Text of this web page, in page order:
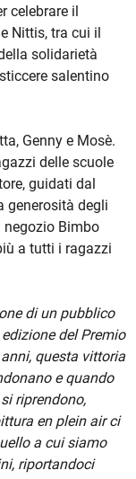
celebrare il
Nittis, tra cui il
solidarietà
salentino
Genny e Mosè.
delle scuole
guidati dal
generosità degli
Bimbo
a tutti i ragazzi
di un pubblico
del Premio
questa vittoria
e quando
riprendono,
en plein air ci
a cui siamo
riportandoci